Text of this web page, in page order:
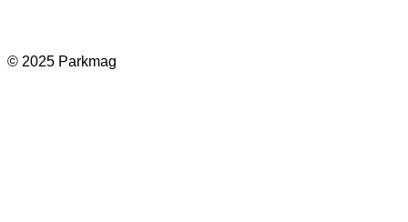
© 2025 Parkmag